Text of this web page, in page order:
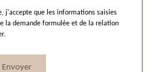
j'accepte que les informations saisies
la demande formulée et de la relation